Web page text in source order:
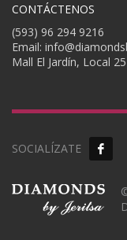
CONTÁCTENOS
(593) 96 294 9216
Email:
Mall El Jardín, Local
SOCIALÍZATE